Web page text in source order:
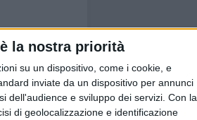
la nostra priorità
su un dispositivo, come i cookie, e
inviate da un dispositivo per annunci
dell'audience e sviluppo dei servizi. Con la
di geolocalizzazione e identificazione